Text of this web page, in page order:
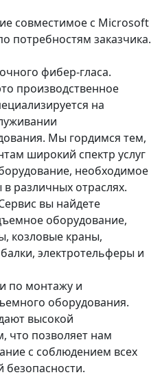
совместимое с Microsoft
потребностям заказчика.
фибер-гласа.
производственное
на
Мы гордимся тем,
широкий спектр услуг
необходимое
различных отраслях.
вы найдете
оборудование,
козловые краны,
электротельферы и
по монтажу и
оборудования.
высокой
что позволяет нам
с соблюдением всех
безопасности.